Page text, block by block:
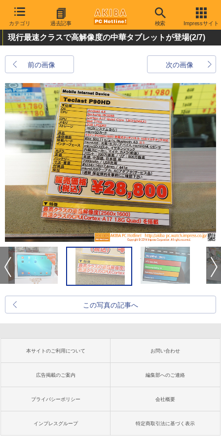
カテゴリ 過去記事 検索 Impressサイト
現行最速クラスで高解像度の中華タブレットが登場(2/7)
前の画像 次の画像
この写真の記事へ
本サイトのご利用について お問い合わせ
広告掲載のご案内 編集部へのご連絡
プライバシーポリシー 会社概要
インプレスグループ 特定商取引法に基づく表示